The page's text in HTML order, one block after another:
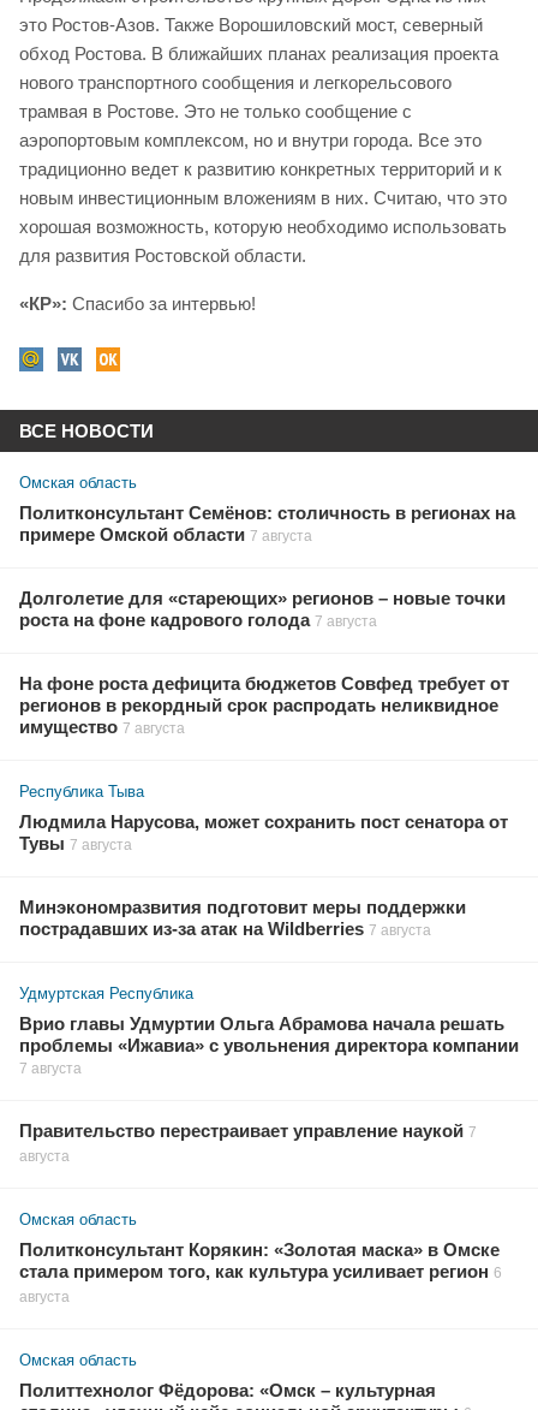
это Ростов-Азов. Также Ворошиловский мост, северный
обход Ростова. В ближайших планах реализация проекта
нового транспортного сообщения и легкорельсового
трамвая в Ростове. Это не только сообщение с
аэропортовым комплексом, но и внутри города. Все это
традиционно ведет к развитию конкретных территорий и к
новым инвестиционным вложениям в них. Считаю, что это
хорошая возможность, которую необходимо использовать
для развития Ростовской области.
«КР»: Спасибо за интервью!
ВСЕ НОВОСТИ
Омская область
Политконсультант Семёнов: столичность в регионах на
примере Омской области 7 августа
Долголетие для «стареющих» регионов – новые точки
роста на фоне кадрового голода 7 августа
На фоне роста дефицита бюджетов Совфед требует от
регионов в рекордный срок распродать неликвидное
имущество 7 августа
Республика Тыва
Людмила Нарусова, может сохранить пост сенатора от
Тувы 7 августа
Минэкономразвития подготовит меры поддержки
пострадавших из-за атак на Wildberries 7 августа
Удмуртская Республика
Врио главы Удмуртии Ольга Абрамова начала решать
проблемы «Ижавиа» с увольнения директора компании
7 августа
Правительство перестраивает управление наукой 7
августа
Омская область
Политконсультант Корякин: «Золотая маска» в Омске
стала примером того, как культура усиливает регион 6
августа
Омская область
Политтехнолог Фёдорова: «Омск – культурная